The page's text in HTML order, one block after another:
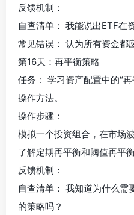
反馈机制：
自查清单： 我能说出ETF在
常见错误： 认为所有资金都
第16天：再平衡策略
任务： 学习资产配置中的“
操作方法。
操作步骤：
模拟一个投资组合，在市场
了解定期再平衡和阈值再平衡
反馈机制：
自查清单： 我知道为什么需
的策略吗？